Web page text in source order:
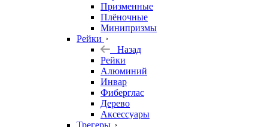
Призменные
Плёночные
Минипризмы
Рейки
Назад
Рейки
Алюминий
Инвар
Фиберглас
Дерево
Аксессуары
Трегеры